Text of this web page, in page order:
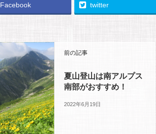
Facebook twitter
前の記事
夏山登山は南アルプス
南部がおすすめ！
2022年6月19日